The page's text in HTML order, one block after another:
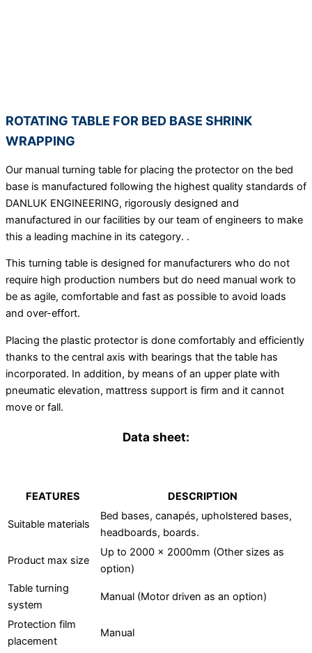
ROTATING TABLE FOR BED BASE SHRINK
WRAPPING
Our manual turning table for placing the protector on the bed
base is manufactured following the highest quality standards of
DANLUK ENGINEERING, rigorously designed and
manufactured in our facilities by our team of engineers to make
this a leading machine in its category. .
This turning table is designed for manufacturers who do not
require high production numbers but do need manual work to
be as agile, comfortable and fast as possible to avoid loads
and over-effort.
Placing the plastic protector is done comfortably and efficiently
thanks to the central axis with bearings that the table has
incorporated. In addition, by means of an upper plate with
pneumatic elevation, mattress support is firm and it cannot
move or fall.
Data sheet:
FEATURES DESCRIPTION
Suitable materials
Bed bases, canapés, upholstered bases,
headboards, boards.
Product max size
Up to 2000 x 2000mm (Other sizes as
option)
Table turning
system
Manual (Motor driven as an option)
Protection film
placement
Manual